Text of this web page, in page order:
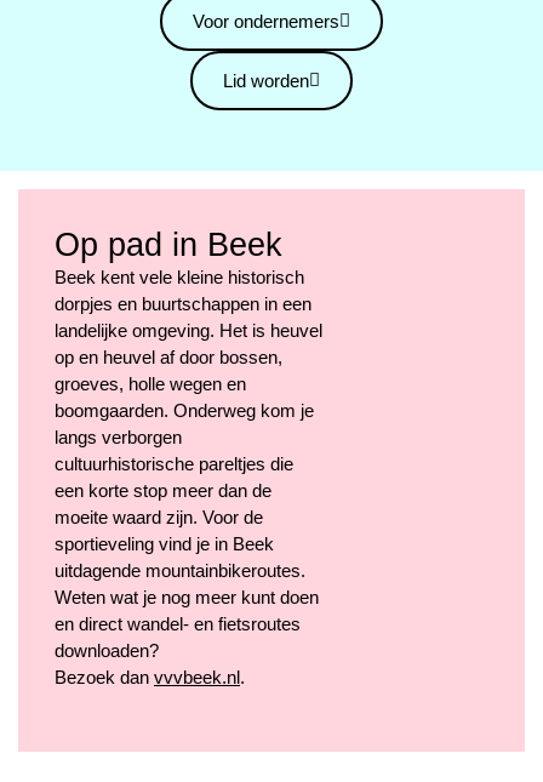
Voor ondernemers
Lid worden
Op pad in Beek
Beek kent vele kleine historisch
dorpjes en buurtschappen in een
landelijke omgeving. Het is heuvel
op en heuvel af door bossen,
groeves, holle wegen en
boomgaarden. Onderweg kom je
langs verborgen
cultuurhistorische pareltjes die
een korte stop meer dan de
moeite waard zijn. Voor de
sportieveling vind je in Beek
uitdagende mountainbikeroutes.
Weten wat je nog meer kunt doen
en direct wandel- en fietsroutes
downloaden?
Bezoek dan vvvbeek.nl.